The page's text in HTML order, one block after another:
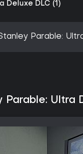
Deluxe DLC (1)
Parable:
Parable: Ultra